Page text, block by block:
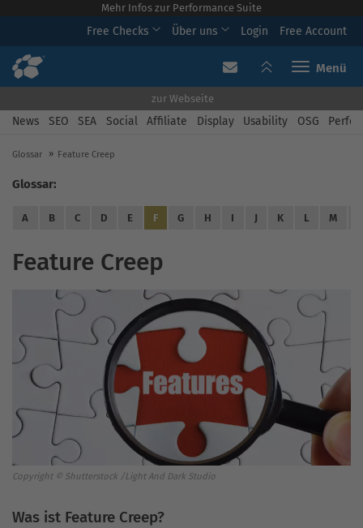
Mehr Infos zur Performance Suite
Free Checks Über uns Login Free Account
Toggle
zur Webseite
News SEO SEA Social Affiliate Display Usability OSG
Glossar Feature Creep
Glossar:
A B C D E F G H I J K L M
Feature Creep
Copyright © Shutterstock /Light And Dark Studio
Was ist Feature Creep?